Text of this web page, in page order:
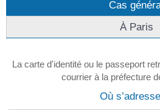
Cas
À Paris
La carte d'identité ou le passeport
courrier à la préfecture
Où